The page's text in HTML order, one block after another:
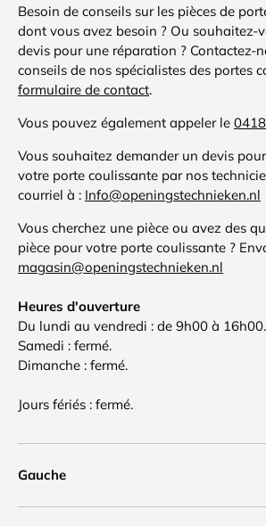
Besoin de conseils sur les pièces de
dont vous avez besoin ? Ou souhaitez-
devis pour une réparation ? Contactez-
conseils de nos spécialistes des portes
formulaire de contact.
Vous pouvez également appeler le
Vous souhaitez demander un devis
votre porte coulissante par nos
courriel à : Info@openingstechnieken.nl
Vous cherchez une pièce ou avez des
pièce pour votre porte coulissante ?
magasin@openingstechnieken.nl
Heures d'ouverture
Du lundi au vendredi : de 9h00 à 16h00.
Samedi : fermé.
Dimanche : fermé.
Jours fériés : fermé.
Gauche